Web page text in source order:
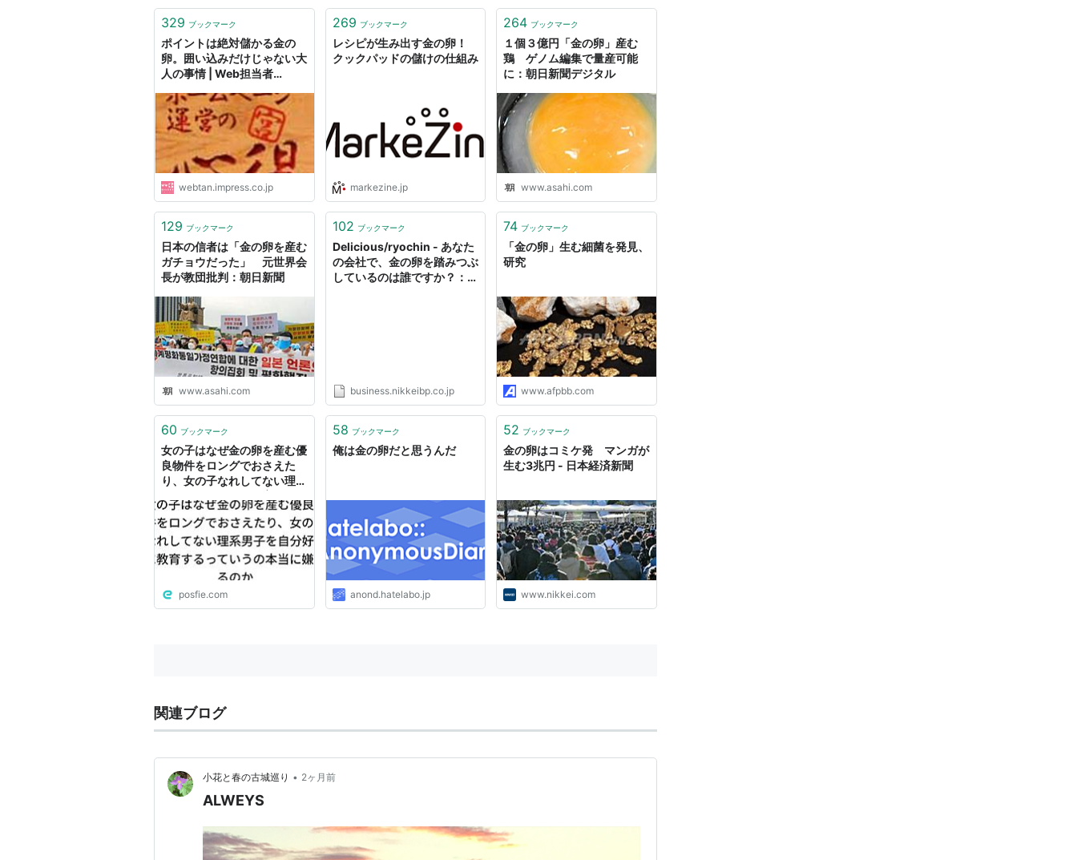
329 ブックマーク
ポイントは絶対儲かる金の
卵。囲い込みだけじゃない大
人の事情 | Web担当者
webtan.impress.co.jp
269 ブックマーク
レシピが生み出す金の卵！
クックパッドの儲けの仕組み
markezine.jp
264 ブックマーク
１個３億円「金の卵」産む
鶏 ゲノム編集で量産可能
に：朝日新聞デジタル
www.asahi.com
129 ブックマーク
日本の信者は「金の卵を産む
ガチョウだった」 元世界会
長が教団批判：朝日新聞
www.asahi.com
102 ブックマーク
Delicious/ryochin - あなた
の会社で、金の卵を踏みつぶ
しているのは誰ですか？：
business.nikkeibp.co.jp
74 ブックマーク
「金の卵」生む細菌を発見、
研究
www.afpbb.com
60 ブックマーク
女の子はなぜ金の卵を産む優
良物件をロングでおさえた
り、女の子なれしてない理系
ていうの本当に嫌がるのか
posfie.com
58 ブックマーク
俺は金の卵だと思うんだ
anond.hatelabo.jp
52 ブックマーク
金の卵はコミケ発 マンガが
生む3兆円 - 日本経済新聞
www.nikkei.com
関連ブログ
小花と春の古城巡り • 2ヶ月前
ALWEYS